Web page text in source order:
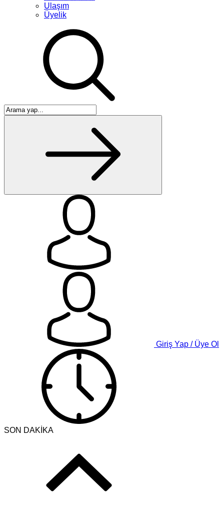
Ulaşım
Üyelik
Giriş Yap / Üye Ol
SON DAKİKA